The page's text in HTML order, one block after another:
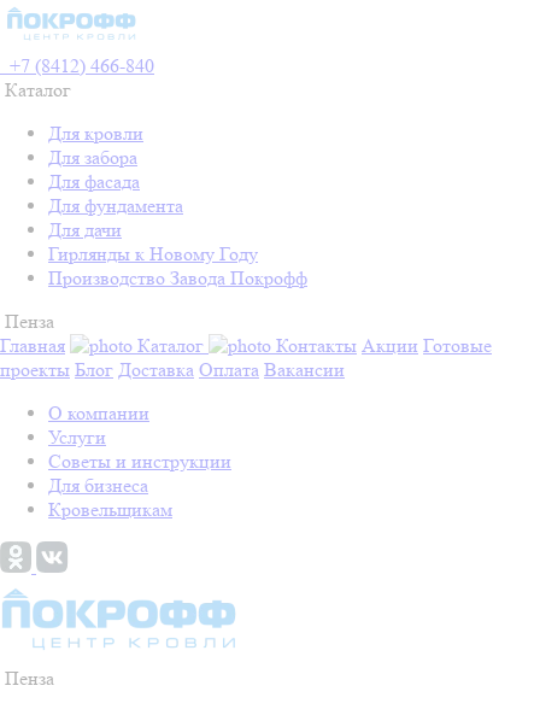
+7 (8412) 466-840
Каталог
Для кровли
Для забора
Для фасада
Для фундамента
Для дачи
Гирлянды к Новому Году
Производство Завода Покрофф
Пенза
Главная
Каталог Контакты Акции Готовые
проекты Блог Доставка Оплата Вакансии
О компании
Услуги
Советы и инструкции
Для бизнеса
Кровельщикам
Пенза